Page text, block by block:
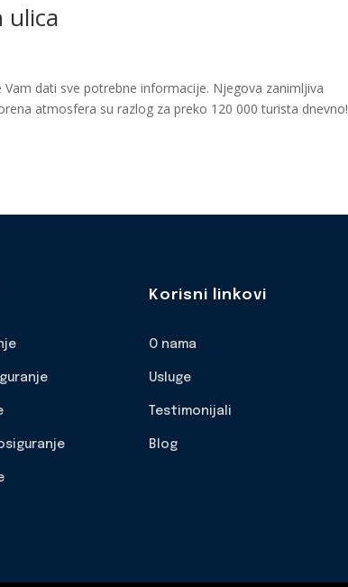
ulica
dati sve potrebne informacije. Njegova zanimljiva
atmosfera su razlog za preko 120 000 turista dnevno!
Korisni linkovi
O nama
Usluge
Testimonijali
Blog